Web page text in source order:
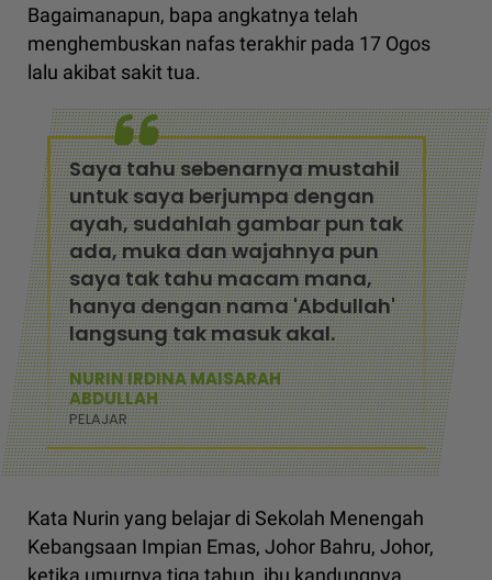
Bagaimanapun, bapa angkatnya telah
menghembuskan nafas terakhir pada 17 Ogos
lalu akibat sakit tua.
Saya tahu sebenarnya mustahil
untuk saya berjumpa dengan
ayah, sudahlah gambar pun tak
ada, muka dan wajahnya pun
saya tak tahu macam mana,
hanya dengan nama 'Abdullah'
langsung tak masuk akal.
NURIN IRDINA MAISARAH
ABDULLAH
PELAJAR
Kata Nurin yang belajar di Sekolah Menengah
Kebangsaan Impian Emas, Johor Bahru, Johor,
ketika umurnya tiga tahun, ibu kandungnya